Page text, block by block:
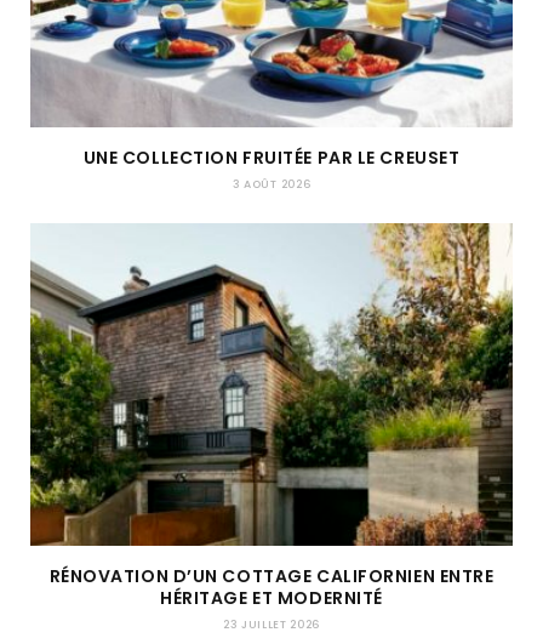
UNE COLLECTION FRUITÉE PAR LE CREUSET
3 AOÛT 2026
RÉNOVATION D’UN COTTAGE CALIFORNIEN ENTRE
HÉRITAGE ET MODERNITÉ
23 JUILLET 2026